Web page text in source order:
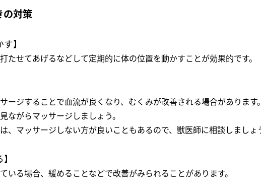
対策
】
たせてあげるなどして定期的に体の位置を動かすことが効果的です。
ージすることで血流が良くなり、むくみが改善される場合があります
ながらマッサージしましょう。
、マッサージしない方が良いこともあるので、獣医師に相談しましょ
いる場合、緩めることなどで改善がみられることがあります。